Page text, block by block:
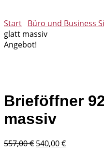
Start Büro und Business
glatt massiv
Angebot!
Brieföffner
massiv
557,00€ Ursprünglicher
540,00€Aktueller